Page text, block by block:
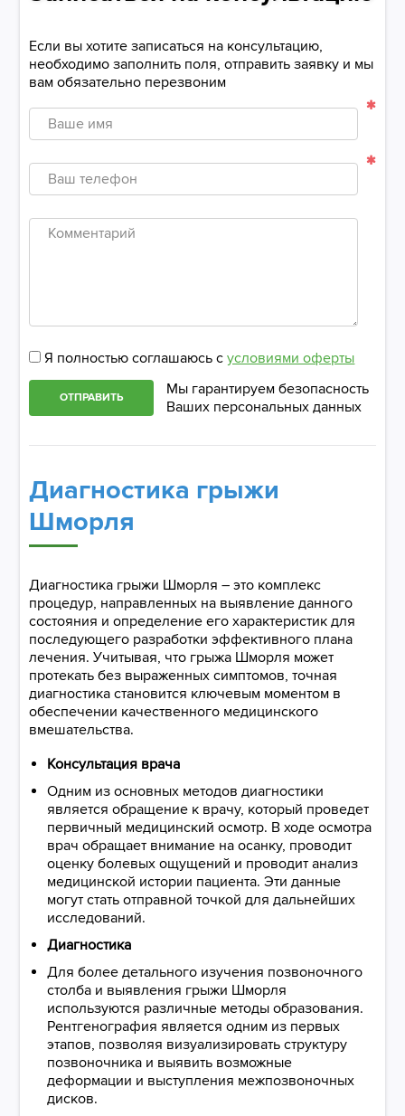
Если вы хотите записаться на консультацию,
необходимо заполнить поля, отправить заявку и мы
вам обязательно перезвоним
Ваше
имя
Ваш
телефон
Комментарий
Я полностью соглашаюсь сусловиями оферты
ОТПРАВИТЬ
Мы гарантируем безопасность
Ваших персональных данных
Диагностика грыжи
Шморля
Диагностика грыжи Шморля – это комплекс
процедур, направленных на выявление данного
состояния и определение его характеристик для
последующего разработки эффективного плана
лечения. Учитывая, что грыжа Шморля может
протекать без выраженных симптомов, точная
диагностика становится ключевым моментом в
обеспечении качественного медицинского
вмешательства.
Консультация врача
Одним из основных методов диагностики
является обращение к врачу, который проведет
первичный медицинский осмотр. В ходе осмотра
врач обращает внимание на осанку, проводит
оценку болевых ощущений и проводит анализ
медицинской истории пациента. Эти данные
могут стать отправной точкой для дальнейших
исследований.
Диагностика
Для более детального изучения позвоночного
столба и выявления грыжи Шморля
используются различные методы образования.
Рентгенография является одним из первых
этапов, позволяя визуализировать структуру
позвоночника и выявить возможные
деформации и выступления межпозвоночных
дисков.